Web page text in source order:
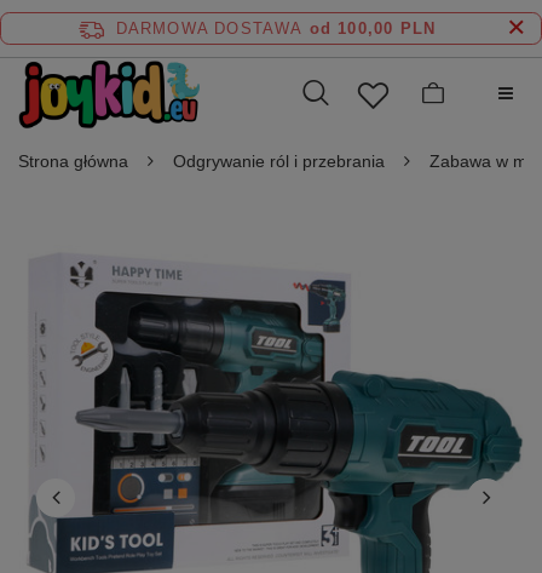
DARMOWA DOSTAWA od 100,00 PLN
Strona główna Odgrywanie ról i przebrania Zabawa w